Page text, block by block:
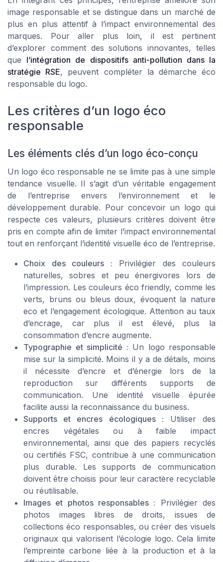
image responsable et se distingue dans un marché de
plus en plus attentif à l’impact environnemental des
marques. Pour aller plus loin, il est pertinent
d’explorer comment des solutions innovantes, telles
que l’intégration de dispositifs anti-pollution dans la
stratégie RSE, peuvent compléter la démarche éco
responsable du logo.
Les critères d’un logo éco
responsable
Les éléments clés d’un logo éco-conçu
Un logo éco responsable ne se limite pas à une simple
tendance visuelle. Il s’agit d’un véritable engagement
de l’entreprise envers l’environnement et le
développement durable. Pour concevoir un logo qui
respecte ces valeurs, plusieurs critères doivent être
pris en compte afin de limiter l’impact environnemental
tout en renforçant l’identité visuelle éco de l’entreprise.
Choix des couleurs : Privilégier des couleurs
naturelles, sobres et peu énergivores lors de
l’impression. Les couleurs éco friendly, comme les
verts, bruns ou bleus doux, évoquent la nature
eco et l’engagement écologique. Attention au taux
d’encrage, car plus il est élevé, plus la
consommation d’encre augmente.
Typographie et simplicité : Un logo responsable
mise sur la simplicité. Moins il y a de détails, moins
il nécessite d’encre et d’énergie lors de la
reproduction sur différents supports de
communication. Une identité visuelle épurée
facilite aussi la reconnaissance du business.
Supports et encres écologiques : Utiliser des
encres végétales ou à faible impact
environnemental, ainsi que des papiers recyclés
ou certifiés FSC, contribue à une communication
plus durable. Les supports de communication
doivent être choisis pour leur caractère recyclable
ou réutilisable.
Images et photos responsables : Privilégier des
photos images libres de droits, issues de
collections éco responsables, ou créer des visuels
originaux qui valorisent l’écologie logo. Cela limite
l’empreinte carbone liée à la production et à la